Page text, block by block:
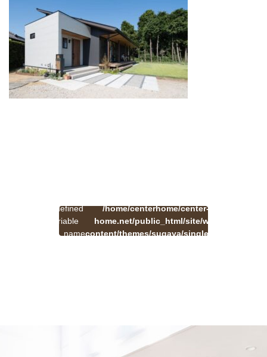
Undefined
variable
$cat_name
/home/centerhome/center-
home.net/public_html/site/wp-
content/themes/sugaya/single.php